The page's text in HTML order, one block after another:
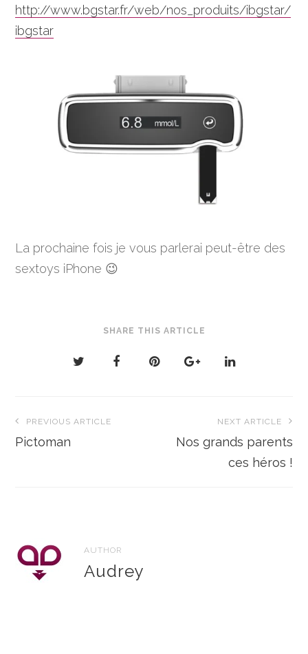
http://www.bgstar.fr/web/nos_produits/ibgstar/
ibgstar
La prochaine fois je vous parlerai peut-être des
sextoys iPhone 😉
SHARE THIS ARTICLE
de
PREVIOUS ARTICLE
Pictoman
NEXT ARTICLE
Nos grands parents
ces héros !
AUTHOR
Audrey